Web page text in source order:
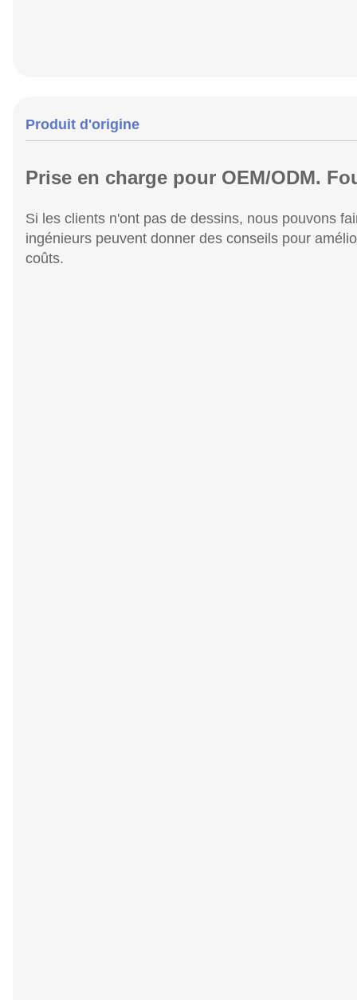
Produit d'origine
Prise en charge pour OEM/ODM.
Si les clients n'ont pas de dessins, nous pouvons
ingénieurs peuvent donner des conseils pour
coûts.